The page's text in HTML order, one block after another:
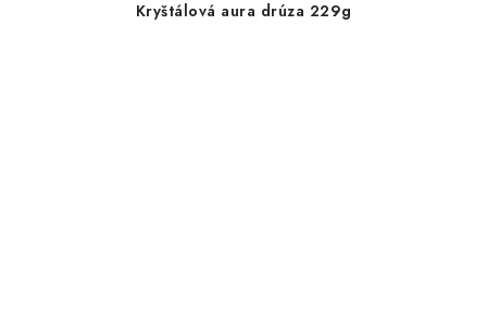
Kryštálová aura drúza 229g